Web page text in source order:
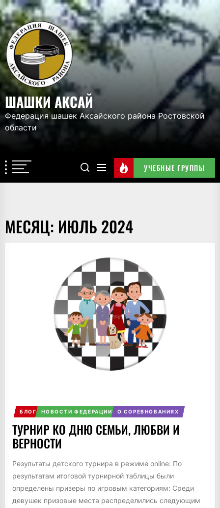
Перейти
к
содержимому
ШАШКИ
АКСАЙ
ШАШКИ АКСАЙ
Федерация шашек Аксайского района Ростовской
области
УЧЕБНЫЕ ГРУППЫ
МЕСЯЦ: ИЮЛЬ 2024
БЛОГ НОВОСТИ ФЕДЕРАЦИИ О СОРЕВНОВАНИЯХ
ТУРНИР КО ДНЮ СЕМЬИ, ЛЮБВИ И
ВЕРНОСТИ
Результаты детского турнира в режиме online: По
результатам итоговой турнирной таблицы были
определены призеры по игровым категориям: Среди
девушек призовые места распределились следующим